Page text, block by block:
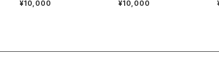
¥10,000 ¥10,000